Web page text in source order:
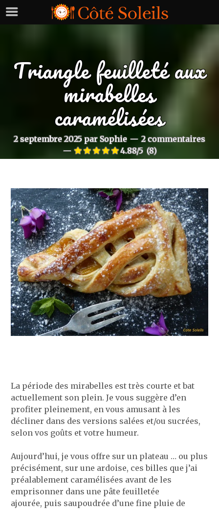
Triangle feuilleté aux
mirabelles
caramélisées
2 septembre 2025 par Sophie
2 commentaires
4.88/5 (8)
La période des mirabelles est très courte et bat
actuellement son plein. Je vous suggère d’en
profiter pleinement, en vous amusant à les
décliner dans des versions salées et/ou sucrées,
selon vos goûts et votre humeur.
Aujourd’hui, je vous offre sur un plateau … ou plus
précisément, sur une ardoise, ces billes que j’ai
préalablement caramélisées avant de les
emprisonner dans une pâte feuilletée
ajourée, puis saupoudrée d’une fine pluie de